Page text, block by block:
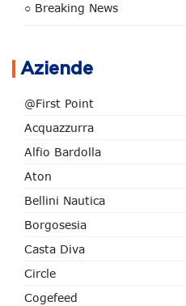
○ Breaking News
Aziende
@First Point
Acquazzurra
Alfio Bardolla
Aton
Bellini Nautica
Borgosesia
Casta Diva
Circle
Cogefeed